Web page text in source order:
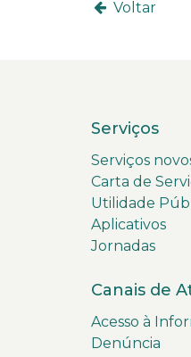
Voltar
Serviços
Serviços
Carta de
Utilidade
Aplicativos
Jornadas
Canais de
Acesso à
Denúncia